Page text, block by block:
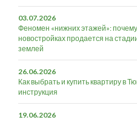
03.07.2026
Феномен «нижних этажей»: почему
новостройках продается на
землей
26.06.2026
Как выбрать и купить квартиру в
инструкция
19.06.2026